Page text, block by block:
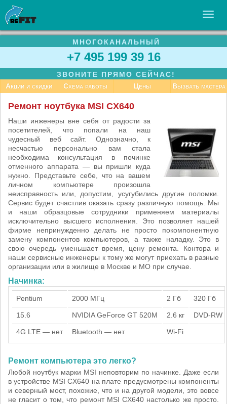
УСЛУГИ
БИЗНЕСУ
СТАТЬИ
МНОГОКАНАЛЬНЫЙ
+7 495 199 39 16
ЗВОНИТЕ ПРЯМО СЕЙЧАС!
Акции и скидки
Схема работы Цены Вызвать мастера
Ремонт ноутбука MSI CX640
Наши инженеры вне себя от радости за
посетителей, что попали на наш
чудесный веб сайт. Однозначно, к
несчастью персонально вам стала
необходима консультация в починке
отменного аппарата — вы пришли куда
нужно. Представьте себе, что на вашем
личном компьютере произошла
неисправность или, допустим, усугубились другие поломки.
Сервис будет счастлив оказать сразу различную помощь. Мы
и наши образцовые сотрудники применяем материалы
исключительно высшего исполнения. Это позволяет нашей
фирме непринужденно делать не просто покомпонентную
замену компонентов компьютеров, а также наладку. Это в
свою очередь уменьшает время, цену ремонта. Контора и
наши сервисные инженеры к тому же могут приехать в разные
организации или в жилище в Москве и МО при случае.
Начинка:
Pentium 2000 МГц 2 Гб 320 Гб
15.6 NVIDIA GeForce GT 520M 2.6 кг DVD-RW
4G LTE — нет Bluetooth — нет Wi-Fi
Ремонт компьютера это легко?
Любой ноутбук марки MSI неповторим по начинке. Даже если
в устройстве MSI CX640 на плате предусмотрены компоненты
и северный мост, похожие, что и на другой модели, это вовсе
не гласит о том, что ремонт MSI CX640 настолько же просто.